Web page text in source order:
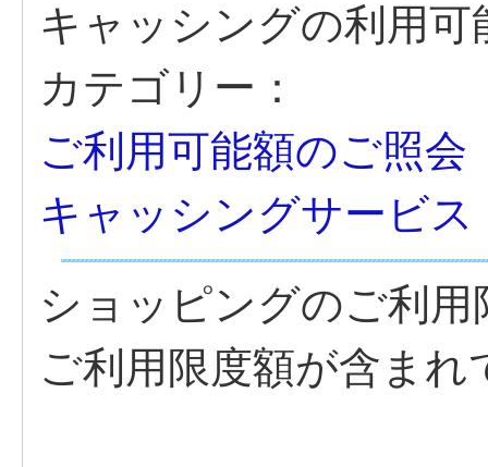
キャッシングの利用
カテゴリー：
ご利用可能額のご照会
キャッシングサービス
ショッピングのご利
ご利用限度額が含まれ